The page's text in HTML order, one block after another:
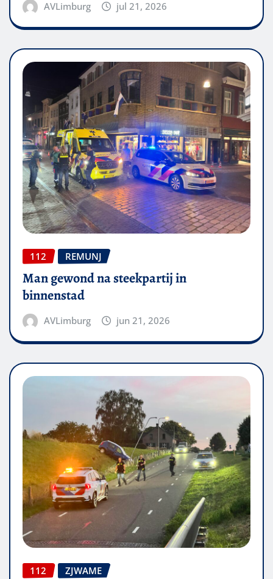
AVLimburg jul 21, 2026
112 REMUNJ
Man gewond na steekpartij in
binnenstad
AVLimburg jun 21, 2026
112 ZJWAME